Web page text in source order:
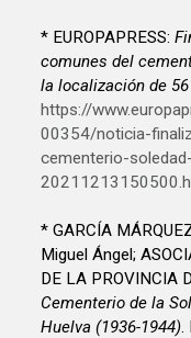
* EUROPAPRESS:
comunes del
la localización de
https://
00354/noticia-
cementerio-
* GARCÍA
Miguel Ángel;
DE LA PROVINCIA
Cementerio de la
Huelva (1936-1944).